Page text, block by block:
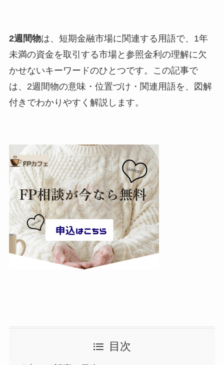
2週間物は、短期金融市場に関連する用語で、1年
未満の資金を取引する市場と参照金利の理解に欠
かせないキーワードのひとつです。この記事で
は、2週間物の意味・位置づけ・関連用語を、図解
付きでわかりやすく解説します。
目次